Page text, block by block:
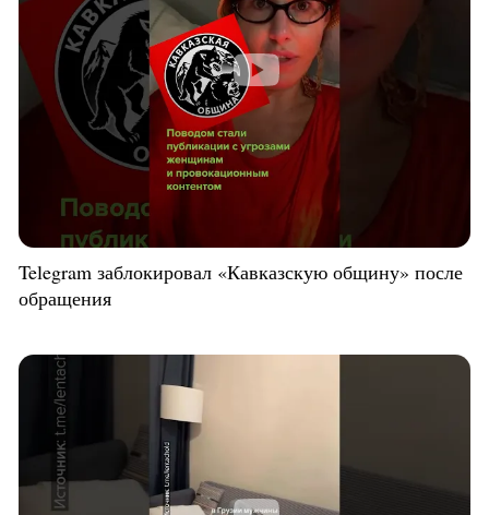
Telegram заблокировал «Кавказскую общину» после
обращения